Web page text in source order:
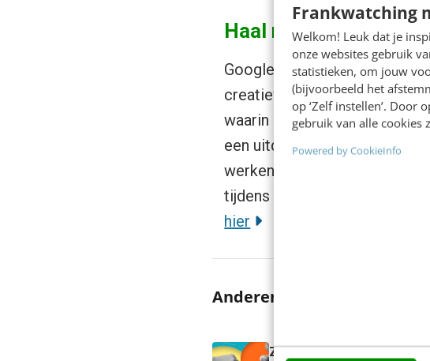
Frankwatching
Welkom! Leuk dat je
onze websites gebruik
statistieken, om jouw
(bijvoorbeeld het
op ‘Zelf instellen’. Door
gebruik van alle cookies
Powered by CookieInfo
Haal meer uit
Google Docs is een handige
creatieve werkvormen.
waarin hybride werken de
een uitdaging kan zijn.
werken makkelijker wordt én
tijdens de online cursus Solo
hier
Anderen lezen ook
Zo bouw je een AI die het